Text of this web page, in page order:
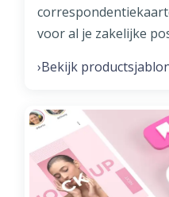
voor al je zakelijke
›Bekijk